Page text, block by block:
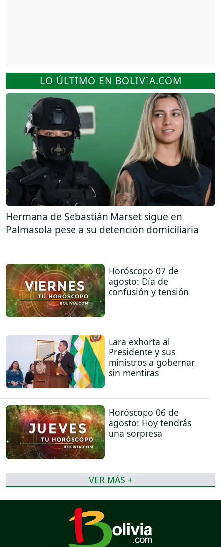
LO ÚLTIMO EN BOLIVIA.COM
Hermana de Sebastián Marset sigue en
Palmasola pese a su detención domiciliaria
Horóscopo 07 de
agosto: Día de
confusión y tensión
Lara exhorta al
Presidente y sus
ministros a gobernar
sin mentiras
Horóscopo 06 de
agosto: Hoy tendrás
una sorpresa
VER MÁS +